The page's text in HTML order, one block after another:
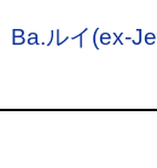
Ba.ルイ(ex-